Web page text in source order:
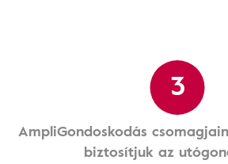
3
AmpliGondoskodás
biztosítjuk az